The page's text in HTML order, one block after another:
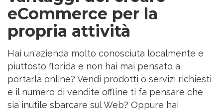
eCommerce per la
propria attività
Hai un'azienda molto conosciuta localmente e
piuttosto florida e non hai mai pensato a
portarla online? Vendi prodotti o servizi richiesti
e il numero di vendite offline ti fa pensare che
sia inutile sbarcare sul Web? Oppure hai